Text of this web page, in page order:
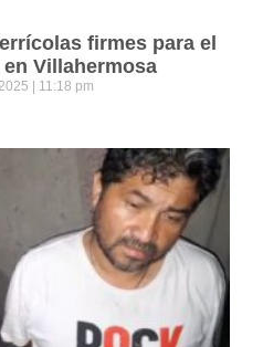
firmes para el
Villahermosa
11:18 pm